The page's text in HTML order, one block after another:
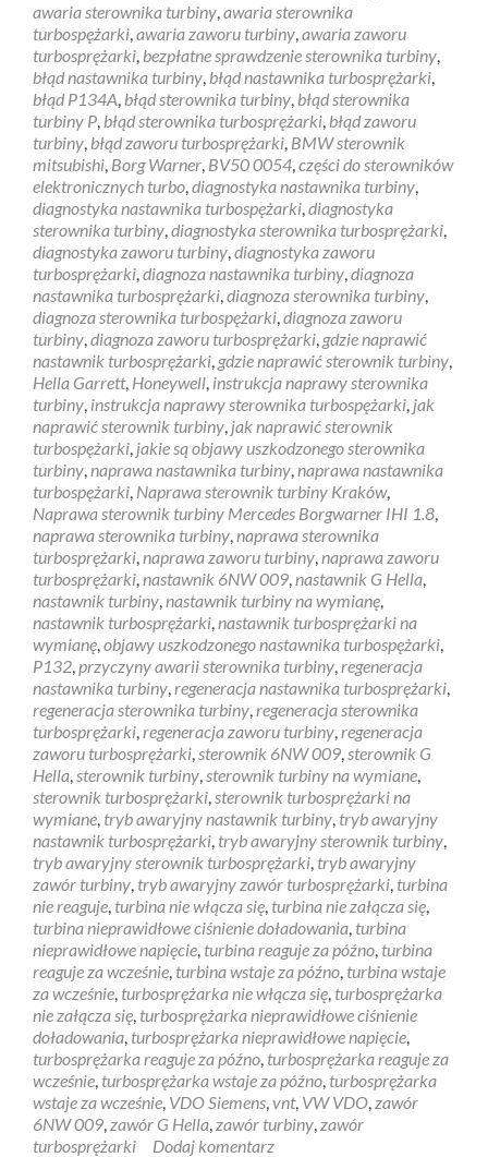
awaria sterownika turbiny,awaria sterownika
turbospężarki,awaria zaworu turbiny,awaria zaworu
turbosprężarki, bezpłatne sprawdzenie sterownika turbiny,
błąd nastawnika turbiny, błąd nastawnika turbosprężarki,
błąd P134A, błąd sterownika turbiny, błąd sterownika
turbiny P, błąd sterownika turbosprężarki, błąd zaworu
turbiny, błąd zaworu turbosprężarki, BMW sterownik
mitsubishi, Borg Warner, BV50 0054,części do sterowników
elektronicznych turbo,diagnostyka nastawnika turbiny,
diagnostyka nastawnika turbospężarki,diagnostyka
sterownika turbiny,diagnostyka sterownika turbosprężarki,
diagnostyka zaworu turbiny,diagnostyka zaworu
turbosprężarki,diagnoza nastawnika turbiny,diagnoza
nastawnika turbosprężarki,diagnoza sterownika turbiny,
diagnoza sterownika turbospężarki,diagnoza zaworu
turbiny,diagnoza zaworu turbosprężarki, gdzie naprawić
nastawnik turbosprężarki, gdzie naprawić sterownik turbiny,
Hella Garrett, Honeywell, instrukcja naprawy sterownika
turbiny, instrukcja naprawy sterownika turbospężarki, jak
naprawić sterownik turbiny, jak naprawić sterownik
turbospężarki, jakie są objawy uszkodzonego sterownika
turbiny,naprawa nastawnika turbiny,naprawa nastawnika
turbospężarki, Naprawa sterownik turbiny Kraków,
Naprawa sterownik turbiny Mercedes Borgwarner IHI 1.8,
naprawa sterownika turbiny,naprawa sterownika
turbosprężarki,naprawa zaworu turbiny,naprawa zaworu
turbosprężarki,nastawnik 6NW 009,nastawnik G Hella,
nastawnik turbiny,nastawnik turbiny na wymianę,
nastawnik turbosprężarki,nastawnik turbosprężarki na
wymianę,objawy uszkodzonego nastawnika turbospężarki,
P132,przyczyny awarii sterownika turbiny,regeneracja
nastawnika turbiny,regeneracja nastawnika turbosprężarki,
regeneracja sterownika turbiny,regeneracja sterownika
turbosprężarki,regeneracja zaworu turbiny,regeneracja
zaworu turbosprężarki,sterownik 6NW 009,sterownik G
Hella,sterownik turbiny,sterownik turbiny na wymiane,
sterownik turbosprężarki,sterownik turbosprężarki na
wymiane, tryb awaryjny nastawnik turbiny, tryb awaryjny
nastawnik turbosprężarki, tryb awaryjny sterownik turbiny,
tryb awaryjny sterownik turbosprężarki, tryb awaryjny
zawór turbiny, tryb awaryjny zawór turbosprężarki, turbina
nie reaguje, turbina nie włącza się, turbina nie załącza się,
turbina nieprawidłowe ciśnienie doładowania, turbina
nieprawidłowe napięcie, turbina reaguje za późno, turbina
reaguje za wcześnie, turbina wstaje za późno, turbina wstaje
za wcześnie, turbosprężarka nie włącza się, turbosprężarka
nie załącza się, turbosprężarka nieprawidłowe ciśnienie
doładowania, turbosprężarka nieprawidłowe napięcie,
turbosprężarka reaguje za późno, turbosprężarka reaguje za
wcześnie, turbosprężarka wstaje za późno, turbosprężarka
wstaje za wcześnie, VDO Siemens,vnt, VW VDO,zawór
6NW 009,zawór G Hella,zawór turbiny,zawór
turbosprężarki
Dodaj komentarz